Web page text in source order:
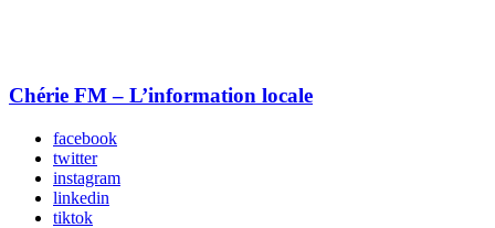
Chérie FM – L’information locale
facebook
twitter
instagram
linkedin
tiktok